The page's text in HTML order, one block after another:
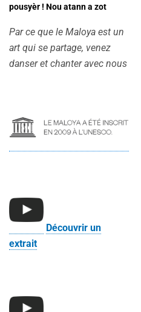
pousyèr ! Nou atann a zot
Par ce que le Maloya est un
art qui se partage, venez
danser et chanter avec nous
Découvrir un
extrait